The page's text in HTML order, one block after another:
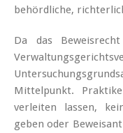
behördliche,
Da das
Mittelpunkt.
verleiten lassen,
geben oder